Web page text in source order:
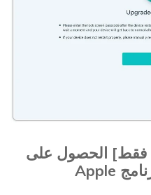
فقط] الحصول على
ios 27 التجريبي عبر برنامج Apple